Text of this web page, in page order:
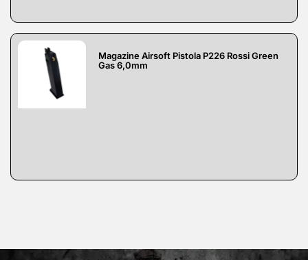
Magazine Airsoft Pistola P226 Rossi Green
Gas 6,0mm